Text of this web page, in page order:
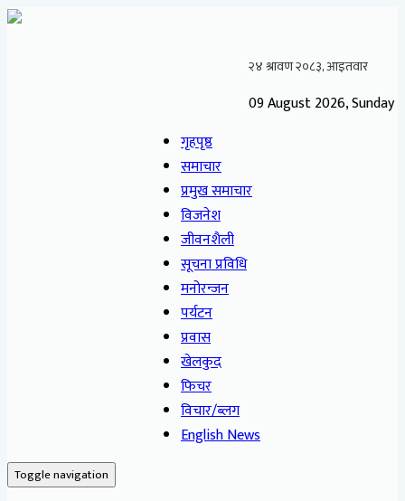
09 August 2026, Sunday
गृहपृष्ठ
समाचार
प्रमुख समाचार
विजनेश
जीवनशैली
सूचना प्रविधि
मनोरन्जन
पर्यटन
प्रवास
खेलकुद
फिचर
विचार/ब्लग
English News
Toggle navigation